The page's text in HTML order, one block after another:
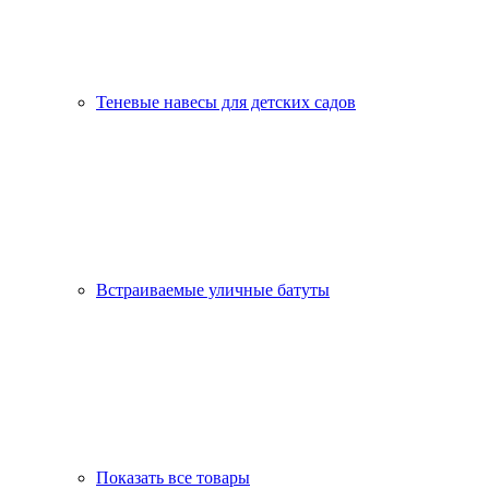
Теневые навесы для детских садов
Встраиваемые уличные батуты
Показать все товары